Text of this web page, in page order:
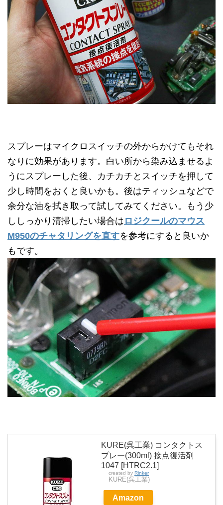
スプレーはマイクロスイッチの外からかけてもそれ
なりに効果があります。白い所から染み込ませるよ
うにスプレーした後、カチカチとスイッチを押して
少し時間をおくと良いかも。後はティッシュなどで
余分な油を拭き取って試してみてください。もう少
ししっかり清掃したい場合は ロジクールのマウス
M950のチャタリングを直すを参考にすると良いか
もです。
KURE(呉工業) コンタクトス
プレー(300ml) 接点復活剤
1047 [HTRC2.1]
created by Rinker
KURE(呉工業)
Amazon